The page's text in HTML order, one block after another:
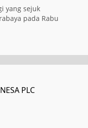
yang sejuk
pada Rabu
PLC